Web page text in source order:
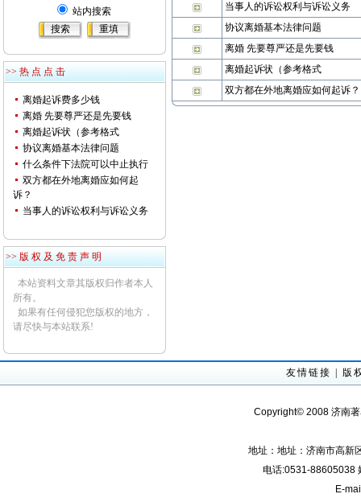
站内搜索
>> 热 点 点 击
离婚起诉费多少钱
离婚 先要尊严还是先要钱
离婚起诉状（参考格式
协议离婚基本法律问题
什么条件下法院可以中止执行
双方都在外地离婚应如何起
诉？
当事人的诉讼权利与诉讼义务
>> 版 权 及 免 责 声 明
本站资料文章其版权归作者本人
所有。
如果有任何侵犯您版权的地方，
请尽快与本站联系!
当事人的诉讼权利与诉讼义务
协议离婚基本法律问题
离婚 先要尊严还是先要钱
离婚起诉状（参考格式
双方都在外地离婚应如何起诉？
友情链接 版
Copyright© 2008 济南
地址：地址：济南市高新
电话:0531-88605038
E-